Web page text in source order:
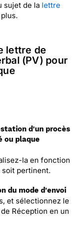
sujet de la lettre
lettre de
(PV) pour
d'un procès
ou plaque
la en fonction
pertinent.
du mode d'envoi
et sélectionnez le
Réception en un